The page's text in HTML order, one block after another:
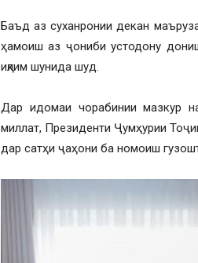
Баъд аз суханронии декан
ҳамоиш аз ҷониби устодону
иқлим шунида шуд.
Дар идомаи чорабинии мазкур
миллат, Президенти Ҷумҳурии
дар сатҳи ҷаҳони ба номоиш